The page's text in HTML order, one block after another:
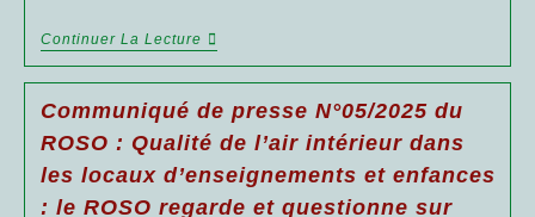
Le
Syndicat
D’eau
Potable
De
La
Vallée
Du
Commune
De
Saint-
Crépin-
Ibouvillers.
Continuer La LectureCommuniqué
Du
ROSO :
Le
ROSO
Demandé
Communiqué de presse N°05/2025 du
ROSO : Qualité de l’air intérieur dans
les locaux d’enseignements et enfances
: le ROSO regarde et questionne sur